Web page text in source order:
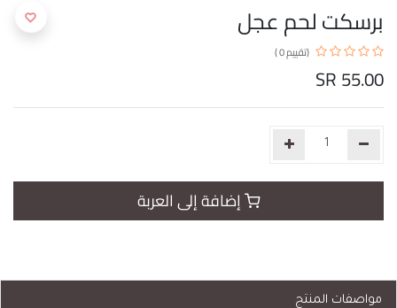
برسكت لحم عجل
(تقييم 0 )
55.00
إضافة إلى العربة
مواصفات المنتج